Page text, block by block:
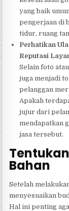
yang baik
pengerjaan di
tidur, ruang
Perhatikan
Reputasi
Selain foto
juga menjadi
pelanggan
Apakah
jujur dari
mendapatkan
jasa tersebut.
Bahan
Setelah
menyesuaikan
Hal ini penting